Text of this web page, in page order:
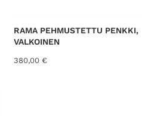
RAMA PEHMUSTETTU PENKKI,
VALKOINEN
380,00 €